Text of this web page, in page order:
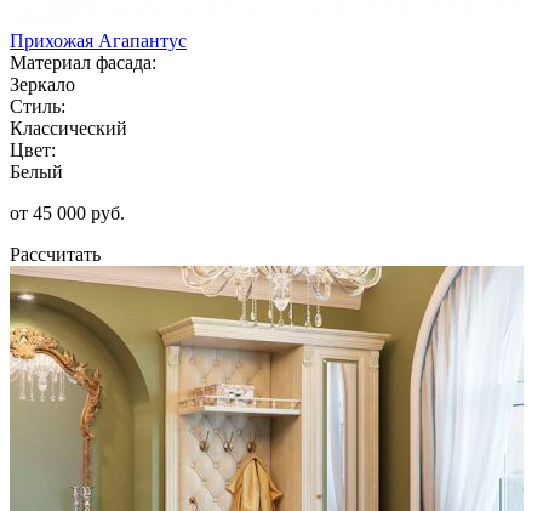
Прихожая Агапантус
Материал фасада:
Зеркало
Стиль:
Классический
Цвет:
Белый
от 45 000 руб.
Рассчитать